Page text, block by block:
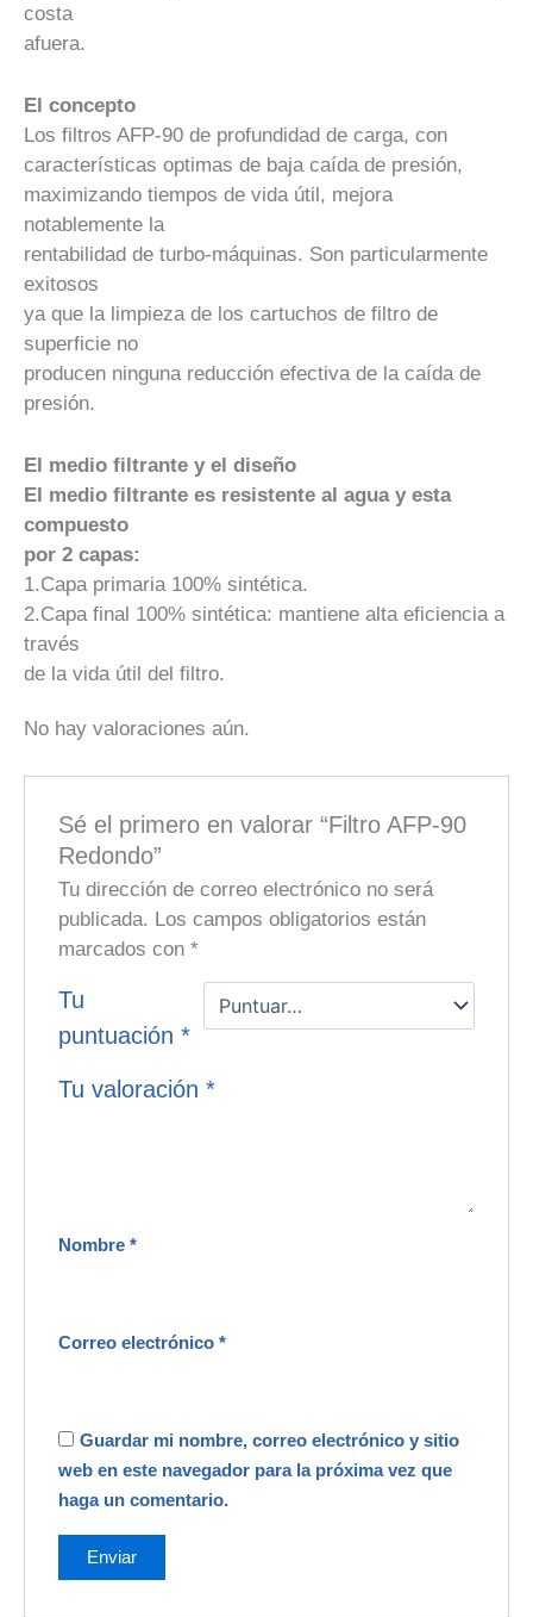
costa
afuera.
El concepto
Los filtros AFP-90 de profundidad de carga, con
características optimas de baja caída de presión,
maximizando tiempos de vida útil, mejora
notablemente la
rentabilidad de turbo-máquinas. Son particularmente
exitosos
ya que la limpieza de los cartuchos de filtro de
superficie no
producen ninguna reducción efectiva de la caída de
presión.
El medio filtrante y el diseño
El medio filtrante es resistente al agua y esta
compuesto
por 2 capas:
1.Capa primaria 100% sintética.
2.Capa final 100% sintética: mantiene alta eficiencia a
través
de la vida útil del filtro.
No hay valoraciones aún.
Sé el primero en valorar “Filtro AFP-90
Redondo”
Tu dirección de correo electrónico no será
publicada. Los campos obligatorios están
marcados con*
Tu
puntuación*
Tu valoración*
Nombre*
Correo electrónico*
Guardar mi nombre, correo electrónico y sitio
web en este navegador para la próxima vez que
haga un comentario.